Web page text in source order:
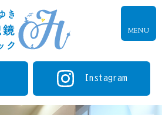
Instagram
MENU